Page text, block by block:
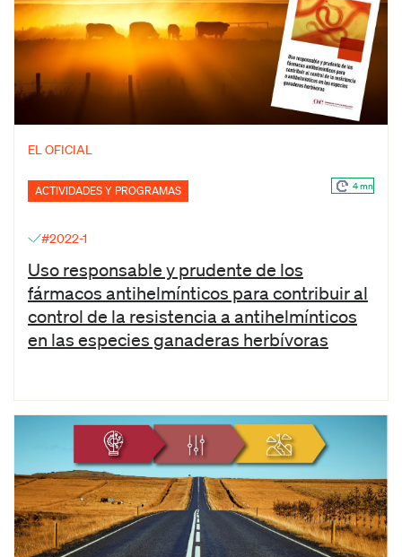
EL OFICIAL
ACTIVIDADES Y PROGRAMAS 4 mn
#2022-1
Uso responsable y prudente de los
fármacos antihelmínticos para contribuir al
control de la resistencia a antihelmínticos
en las especies ganaderas herbívoras